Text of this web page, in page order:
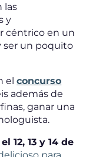
las
y
céntrico en un
ser un poquito
elconcurso
además de
ganar una
12, 13 y 14 de